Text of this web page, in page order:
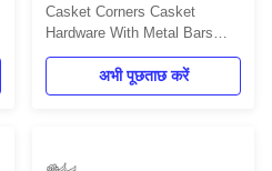
Casket Corners Casket
Hardware With Metal Bars
Product Details One set
includes 4pcs big corners, 8
pcs small lugs, 2pcs 203cm
Name: Model 4# Material:
अभी पूछताछ करें